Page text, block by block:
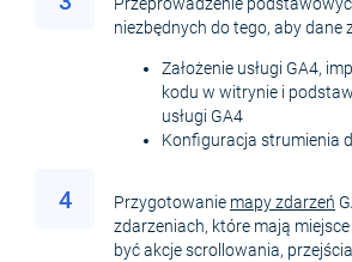
niezbędnych do tego, aby dane
Założenie usługi GA4,
kodu w witrynie i
usługi GA4
Konfiguracja strumienia
4 Przygotowanie mapy zdarzeń
zdarzeniach, które mają
być akcje scrollowania,